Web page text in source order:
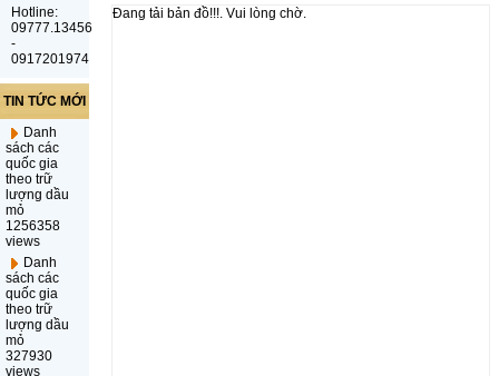
Hotline:
09777.13456
-
0917201974
TIN TỨC MỚI
Danh
sách các
quốc gia
theo trữ
lượng dầu
mỏ
1256358
views
Danh
sách các
quốc gia
theo trữ
lượng dầu
mỏ
327930
views
Đang tải bản đồ!!!. Vui lòng chờ.